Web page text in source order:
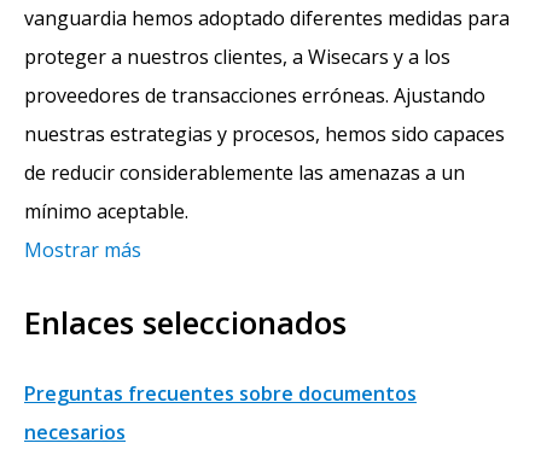
vanguardia hemos adoptado diferentes medidas para
proteger a nuestros clientes, a Wisecars y a los
proveedores de transacciones erróneas. Ajustando
nuestras estrategias y procesos, hemos sido capaces
de reducir considerablemente las amenazas a un
mínimo aceptable.
Mostrar más
Enlaces seleccionados
Preguntas frecuentes sobre documentos
necesarios